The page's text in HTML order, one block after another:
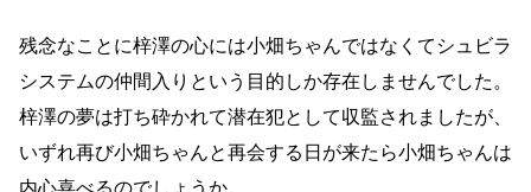
残念なことに梓澤の心には小畑ちゃんではなくてシュビラ
システムの仲間入りという目的しか存在しませんでした。
梓澤の夢は打ち砕かれて潜在犯として収監されましたが、
いずれ再び小畑ちゃんと再会する日が来たら小畑ちゃんは
内心喜べるのでしょうか。